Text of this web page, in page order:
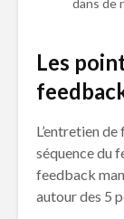
dans de
Les
L’entretien
séquence du
feedback
autour des 5